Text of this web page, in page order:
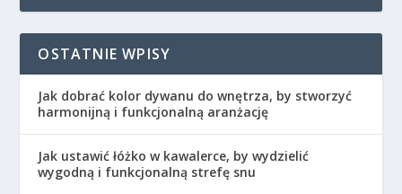
OSTATNIE WPISY
Jak dobrać kolor dywanu do wnętrza, by stworzyć
harmonijną i funkcjonalną aranżację
Jak ustawić łóżko w kawalerce, by wydzielić
wygodną i funkcjonalną strefę snu